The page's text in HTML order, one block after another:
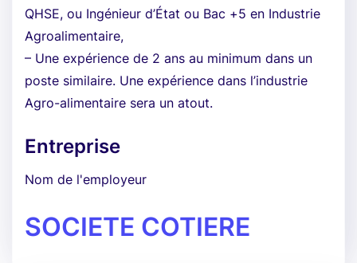
QHSE, ou Ingénieur d’État ou Bac +5 en Industrie
Agroalimentaire,
– Une expérience de 2 ans au minimum dans un
poste similaire. Une expérience dans l’industrie
Agro-alimentaire sera un atout.
Entreprise
Nom de l'employeur
SOCIETE COTIERE